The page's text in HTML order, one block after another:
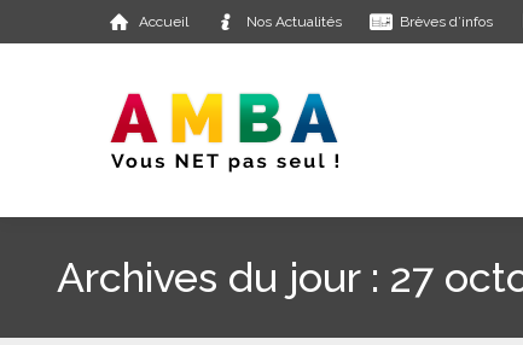
Accueil Nos Actualités Brèves d’infos
Archives du jour : 27